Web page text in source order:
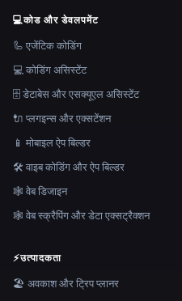
💻कोड और डेवलपमेंट
🦾 एजेंटिक कोडिंग
💻 कोडिंग असिस्टेंट
🗄️ डेटाबेस और एसक्यूएल असिस्टेंट
🔌 प्लगइन्स और एक्सटेंशन
📱 मोबाइल ऐप बिल्डर
🛠️ वाइब कोडिंग और ऐप बिल्डर
🕸 वेब डिजाइन
🕸️ वेब स्क्रैपिंग और डेटा एक्सट्रैक्शन
⚡उत्पादकता
🏖 अवकाश और ट्रिप प्लानर